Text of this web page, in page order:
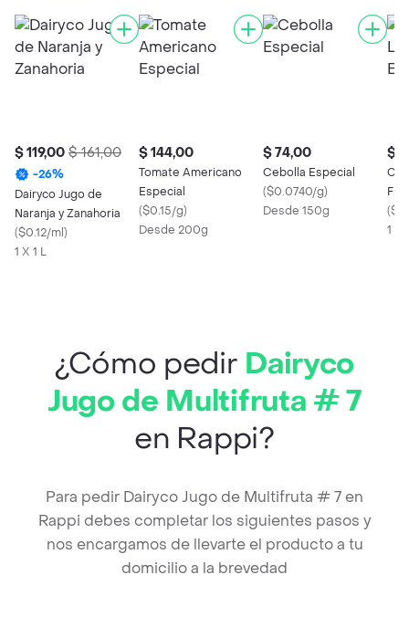
$ 119,00 $ 161,00
-26%
Dairyco Jugo de
Naranja y Zanahoria
($0.12/ml)
1 X 1 L
$ 144,00
Tomate Americano
Especial
($0.15/g)
Desde 200g
$ 74,00
Cebolla Especial
($0.0740/g)
Desde 150g
$
(
1 X
¿Cómo pedir Dairyco
Jugo de Multifruta # 7
en Rappi?
Para pedir Dairyco Jugo de Multifruta # 7 en
Rappi debes completar los siguientes pasos y
nos encargamos de llevarte el producto a tu
domicilio a la brevedad